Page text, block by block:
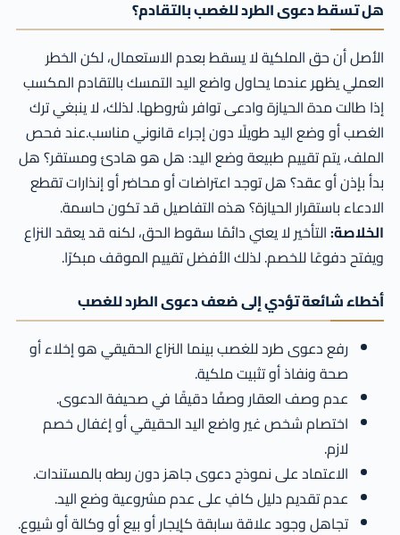
هل تسقط دعوى الطرد للغصب بالتقادم؟
الأصل أن حق الملكية لا يسقط بعدم الاستعمال، لكن الخطر
العملي يظهر عندما يحاول واضع اليد التمسك بالتقادم المكسب
إذا طالت مدة الحيازة وادعى توافر شروطها. لذلك، لا ينبغي ترك
الغصب أو وضع اليد طويلًا دون إجراء قانوني مناسب.عند فحص
الملف، يتم تقييم طبيعة وضع اليد: هل هو هادئ ومستقر؟ هل
بدأ بإذن أو عقد؟ هل توجد اعتراضات أو محاضر أو إنذارات تقطع
الادعاء باستقرار الحيازة؟ هذه التفاصيل قد تكون حاسمة.
الخلاصة:التأخير لا يعني دائمًا سقوط الحق، لكنه قد يعقد النزاع
ويفتح دفوعًا للخصم. لذلك الأفضل تقييم الموقف مبكرًا.
أخطاء شائعة تؤدي إلى ضعف دعوى الطرد للغصب
رفع دعوى طرد للغصب بينما النزاع الحقيقي هو إخلاء أو
صحة ونفاذ أو تثبيت ملكية.
عدم وصف العقار وصفًا دقيقًا في صحيفة الدعوى.
اختصام شخص غير واضع اليد الحقيقي أو إغفال خصم
لازم.
الاعتماد على نموذج دعوى جاهز دون ربطه بالمستندات.
عدم تقديم دليل كافٍ على عدم مشروعية وضع اليد.
تجاهل وجود علاقة سابقة كإيجار أو بيع أو وكالة أو شيوع.